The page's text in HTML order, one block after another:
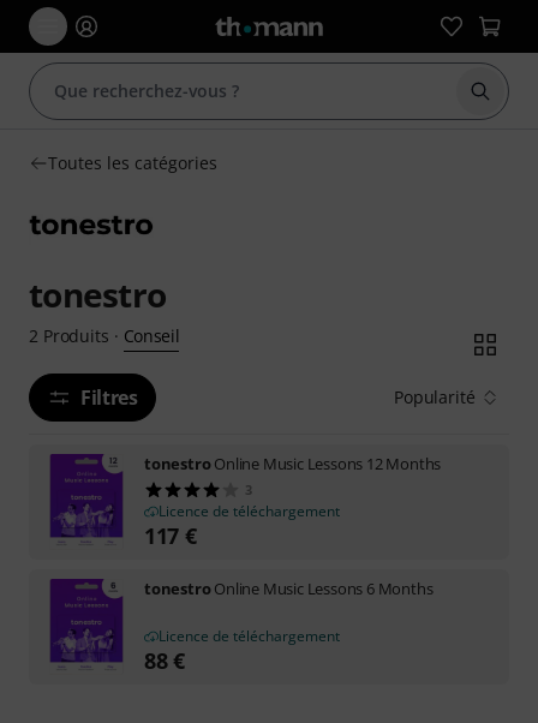
Toutes les catégories
tonestro
2 Produits · Conseil
Filtres Popularité
tonestroOnline Music Lessons 12 Months
3
Licence de téléchargement
117 €
tonestroOnline Music Lessons 6 Months
Licence de téléchargement
88€